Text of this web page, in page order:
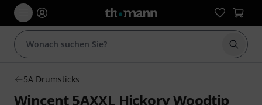
Suche
5A Drumsticks
Wincent 5AXXL Hickory Woodtip